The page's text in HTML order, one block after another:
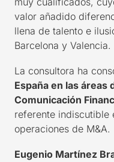
valor añadido
llena de talento e
Barcelona y Valencia.
La consultora ha
España en las áreas
Comunicación
referente indiscutible
operaciones de M&A.
Eugenio Martínez